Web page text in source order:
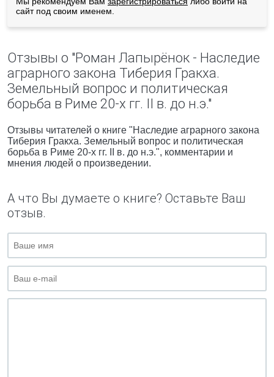
сайт под своим именем.
Отзывы о "Роман Лапырёнок - Наследие
аграрного закона Тиберия Гракха.
Земельный вопрос и политическая
борьба в Риме 20-х гг. II в. до н.э."
Отзывы читателей о книге "Наследие аграрного закона
Тиберия Гракха. Земельный вопрос и политическая
борьба в Риме 20-х гг. II в. до н.э.", комментарии и
мнения людей о произведении.
А что Вы думаете о книге? Оставьте Ваш
отзыв.